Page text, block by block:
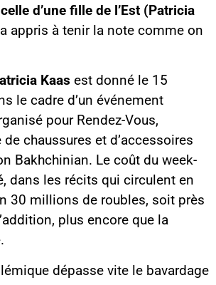
celle d’une fille de l’Est (Patricia
appris à tenir la note comme on
Kaas est donné le 15
le cadre d’un événement
pour Rendez-Vous,
chaussures et d’accessoires
Bakhchinian. Le coût du week-
dans les récits qui circulent en
30 millions de roubles, soit près
plus encore que la
dépasse vite le bavardage